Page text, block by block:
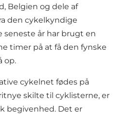
Belgien og dele af
den cykelkyndige
seneste år har brugt en
timer på at få den fynske
op.
cykelnet fødes på
skilte til cyklisterne, er
begivenhed. Det er